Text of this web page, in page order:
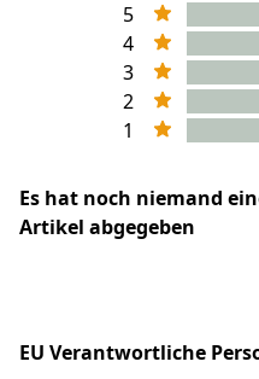
5
4
3
2
1
Es hat noch niemand
Artikel abgegeben
EU Verantwortliche